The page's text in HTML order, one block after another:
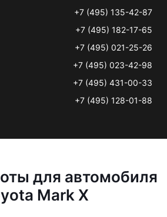
+7 (495) 135-42-87
+7 (495) 182-17-65
+7 (495) 021-25-26
+7 (495) 023-42-98
+7 (495) 431-00-33
+7 (495) 128-01-88
для автомобиля
Mark X